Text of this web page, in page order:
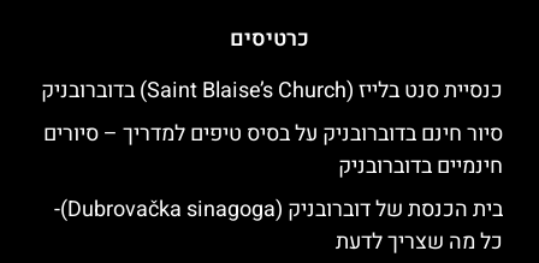
כרטיסים
כנסיית סנט בלייז (Saint Blaise’s Church) בדוברובניק
סיור חינם בדוברובניק על בסיס טיפים למדריך – סיורים
חינמיים בדוברובניק
בית הכנסת של דוברובניק (Dubrovačka sinagoga)-
כל מה שצריך לדעת